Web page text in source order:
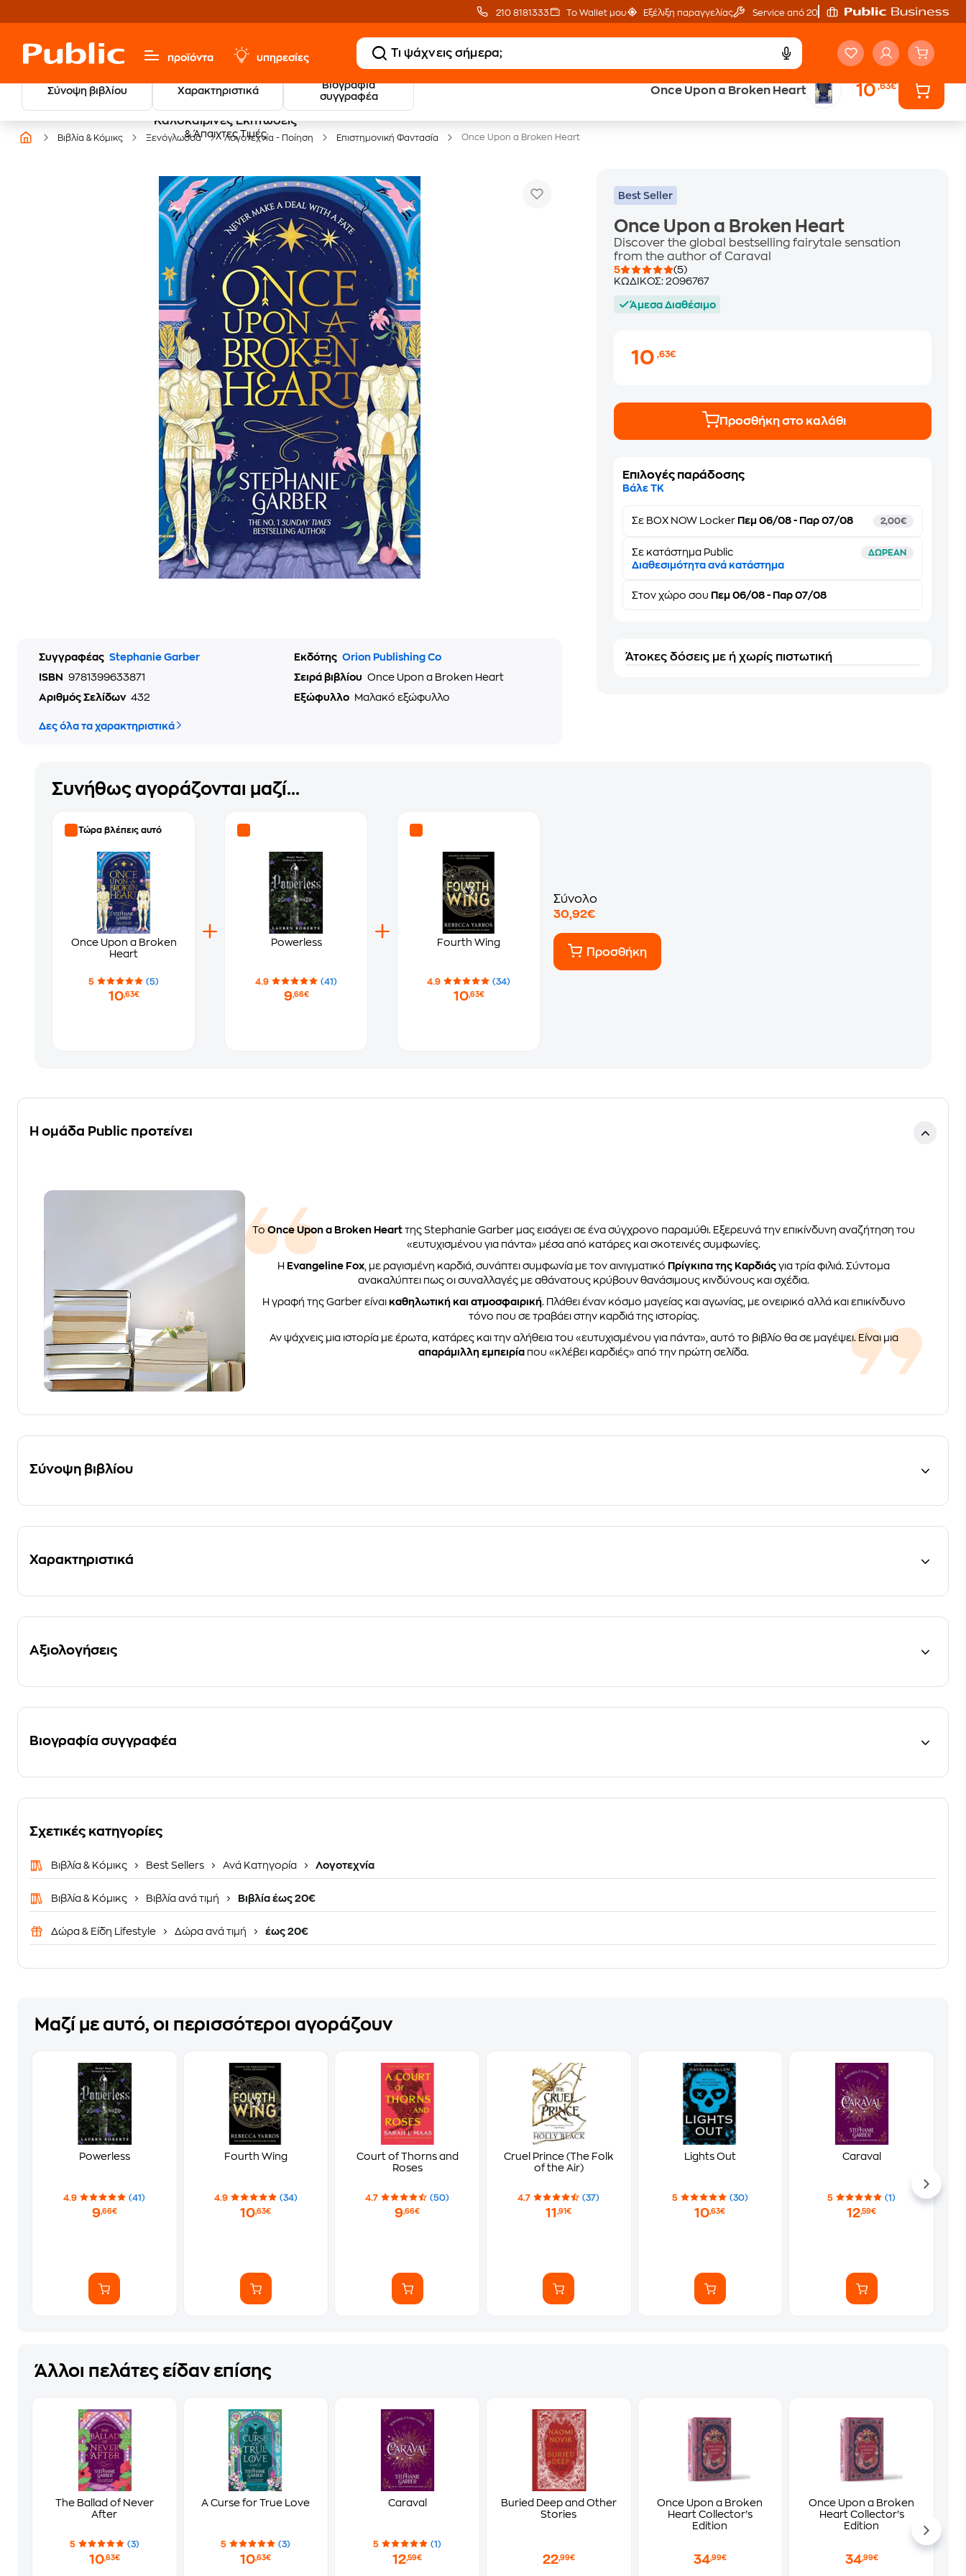
210 8181333 Το Wallet μου Εξέλιξη παραγγελίας Service από 20'
προϊόντα υπηρεσίες
Σύνοψη βιβλίου Χαρακτηριστικά
Βιογραφία
συγγραφέα
Once Upon a Broken Heart 10,63€
Καλοκαιρινές Εκπτώσεις
& Άπαιχτες Τιμές
20 € Public επιστροφή
με Snappi
Έλα στον κόσμο
Βιβλία & Κόμικς Ξενόγλωσσα Λογοτεχνία - Ποίηση Επιστημονική Φαντασία Once Upon a Broken Heart
Συγγραφέας Stephanie Garber Εκδότης Orion Publishing Co
ISBN
9781399633871 Σειρά βιβλίου Once Upon a Broken Heart
Αριθμός Σελίδων 432 Εξώφυλλο Μαλακό εξώφυλλο
Δες όλα τα χαρακτηριστικά
Best Seller
Once Upon a Broken Heart
Discover the global bestselling fairytale sensation
from the author of Caraval
5
(5)
ΚΩΔΙΚΟΣ:2096767
Άμεσα Διαθέσιμο
10,63€
Προσθήκη στο καλάθι
Επιλογές παράδοσης
Βάλε ΤΚ
Σε BOX NOW Locker Πεμ 06/08 - Παρ 07/08 2,00€
Σε κατάστημα Public ΔΩΡΕΑΝ
Διαθεσιμότητα ανά κατάστημα
Στονχώρο σου Πεμ 06/08 - Παρ 07/08
Άτοκες δόσεις με ή χωρίς πιστωτική
Συνήθως αγοράζονται μαζί...
Τώρα βλέπεις αυτό
Once Upon a Broken
Heart
5 (5)
10,63€
Powerless
4.9 (41)
9,66€
Fourth Wing
4.9 (34)
10,63€
Σύνολο
30,92€
Προσθήκη
Η ομάδα Public προτείνει
Το Once Upon a Broken Heart της Stephanie Garber μας εισάγει σε ένα σύγχρονο παραμύθι. Εξερευνά την επικίνδυνη αναζήτηση του
«ευτυχισμένου για πάντα» μέσα από κατάρες και σκοτεινές συμφωνίες.
Η Evangeline Fox , με ραγισμένη καρδιά, συνάπτει συμφωνία με τον αινιγματικό Πρίγκιπα της Καρδιάς για τρία φιλιά. Σύντομα
ανακαλύπτει πως οι συναλλαγές με αθάνατους κρύβουν θανάσιμους κινδύνους και σχέδια.
Η γραφή της Garber είναι καθηλωτική και ατμοσφαιρική. Πλάθει έναν κόσμο μαγείας και αγωνίας, με ονειρικό αλλά και επικίνδυνο
τόνο που σε τραβάει στην καρδιά της ιστορίας.
Αν ψάχνεις μια ιστορία με έρωτα, κατάρες και την αλήθεια του «ευτυχισμένου για πάντα», αυτό το βιβλίο θα σε μαγέψει. Είναι μια
απαράμιλλη εμπειρία που «κλέβει καρδιές» από την πρώτη σελίδα.
Σύνοψη βιβλίου
Χαρακτηριστικά
Αξιολογήσεις
Βιογραφία συγγραφέα
Σχετικές κατηγορίες
Βιβλία & Κόμικς Best Sellers Ανά Κατηγορία Λογοτεχνία
Βιβλία & Κόμικς Βιβλία ανά τιμή Βιβλία έως 20€
Δώρα & Είδη Lifestyle Δώρα ανά τιμή έως 20€
Μαζί με αυτό, οι περισσότεροι αγοράζουν
Powerless
4.9 (41)
9,66€
Fourth Wing
4.9 (34)
10,63€
Court of Thorns and
Roses
4.7 (50)
9,66€
Cruel Prince (The Folk
of the Air)
4.7 (37)
11,91€
Lights Out
5 (30)
10,63€
Caraval
5 (1)
12,59€
Άλλοι πελάτες είδαν επίσης
The Ballad of Never
After
5 (3)
10,63€
A Curse for True Love
5 (3)
10,63€
Caraval
5 (1)
12,59€
Buried Deep and Other
Stories
22,99€
Once Upon a Broken
Heart Collector’s
Edition
34,99€
Once Upon a Broken
Heart Collector’s
Edition
34,99€